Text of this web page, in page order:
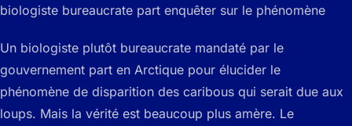
biologiste bureaucrate part enquêter sur le phénomène
Un biologiste plutôt bureaucrate mandaté par le
gouvernement part en Arctique pour élucider le
phénomène de disparition des caribous qui serait due aux
loups. Mais la vérité est beaucoup plus amère. Le